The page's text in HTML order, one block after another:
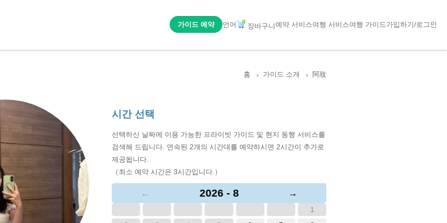
가이드 예약 언어 장바구니예약 서비스여행 서비스여행 가이드가입하기/로그인
홈 가이드 소개 阿妝
시간 선택
선택하신 날짜에 이용 가능한 프라이빗 가이드 및 현지 동행 서비스를
검색해 드립니다. 연속된 2개의 시간대를 예약하시면 2시간이 추가로
제공됩니다.
（최소 예약 시간은 3시간입니다.）
← 2026 - 8 →
1